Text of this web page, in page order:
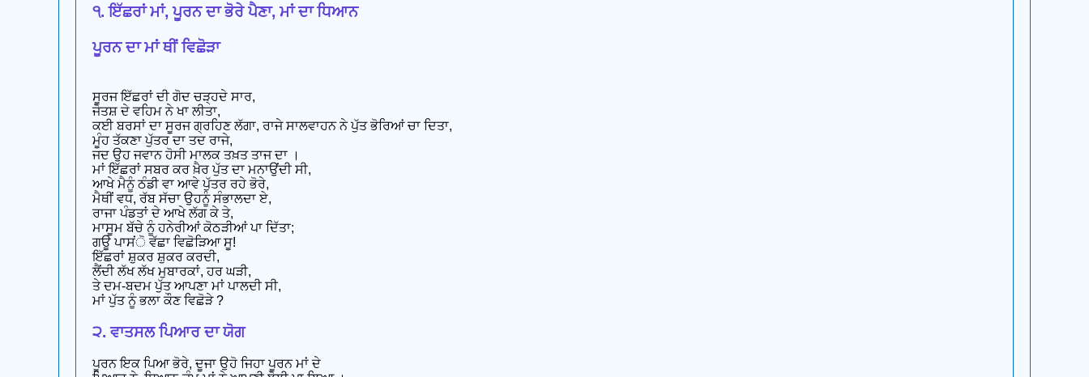
੧. ਇੱਛਰਾਂ ਮਾਂ, ਪੂਰਨ ਦਾ ਭੋਰੇ ਪੈਣਾ, ਮਾਂ ਦਾ ਧਿਆਨ
ਪੂਰਨ ਦਾ ਮਾਂ ਥੀਂ ਵਿਛੋੜਾ
ਸੂਰਜ ਇੱਛਰਾਂ ਦੀ ਗੋਦ ਚੜ੍ਹਦੇ ਸਾਰ,
ਜੋਤਸ਼ ਦੇ ਵਹਿਮ ਨੇ ਖਾ ਲੀਤਾ,
ਕਈ ਬਰਸਾਂ ਦਾ ਸੂਰਜ ਗ੍ਰਹਿਣ ਲੱਗਾ, ਰਾਜੇ ਸਾਲਵਾਹਨ ਨੇ ਪੁੱਤ ਭੋਰਿਆਂ ਚਾ ਦਿਤਾ,
ਮੂੰਹ ਤੱਕਣਾ ਪੁੱਤਰ ਦਾ ਤਦ ਰਾਜੇ,
ਜਦ ਉਹ ਜਵਾਨ ਹੋਸੀ ਮਾਲਕ ਤਖ਼ਤ ਤਾਜ ਦਾ ।
ਮਾਂ ਇੱਛਰਾਂ ਸਬਰ ਕਰ ਖ਼ੈਰ ਪੁੱਤ ਦਾ ਮਨਾਉਂਦੀ ਸੀ,
ਆਖੇ ਮੈਨੂੰ ਠੰਡੀ ਵਾ ਆਵੇ ਪੁੱਤਰ ਰਹੇ ਭੋਰੇ,
ਮੈਥੀਂ ਵਧ, ਰੱਬ ਸੱਚਾ ਉਹਨੂੰ ਸੰਭਾਲਦਾ ਏ,
ਰਾਜਾ ਪੰਡਤਾਂ ਦੇ ਆਖੇ ਲੱਗ ਕੇ ਤੇ,
ਮਾਸੂਮ ਬੱਚੇ ਨੂੰ ਹਨੇਰੀਆਂ ਕੋਠੜੀਆਂ ਪਾ ਦਿੱਤਾ;
ਗਊ ਪਾਸਂੋ ਵੱਛਾ ਵਿਛੋੜਿਆ ਸੂ!
ਇੱਛਰਾਂ ਸ਼ੁਕਰ ਸ਼ੁਕਰ ਕਰਦੀ,
ਲੈਂਦੀ ਲੱਖ ਲੱਖ ਮੁਬਾਰਕਾਂ, ਹਰ ਘੜੀ,
ਤੇ ਦਮ-ਬਦਮ ਪੁੱਤ ਆਪਣਾ ਮਾਂ ਪਾਲਦੀ ਸੀ,
ਮਾਂ ਪੁੱਤ ਨੂੰ ਭਲਾ ਕੌਣ ਵਿਛੋੜੇ ?
੨. ਵਾਤਸਲ ਪਿਆਰ ਦਾ ਯੋਗ
ਪੂਰਨ ਇਕ ਪਿਆ ਭੋਰੇ, ਦੂਜਾ ਉਹੋ ਜਿਹਾ ਪੂਰਨ ਮਾਂ ਦੇ